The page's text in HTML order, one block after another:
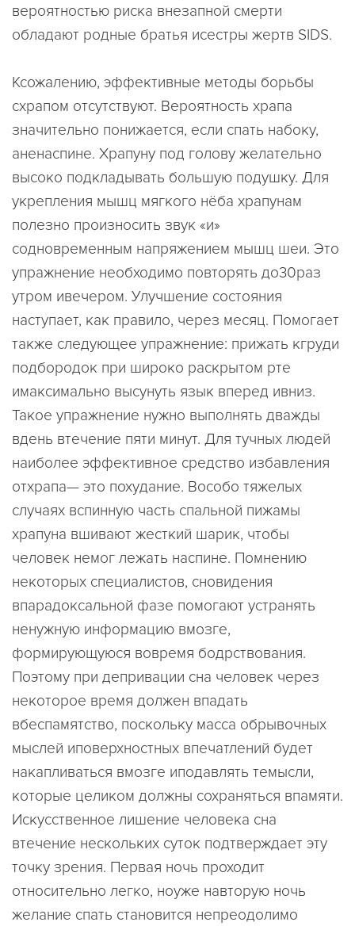
вероятностью риска внезапной смерти
обладают родные братья исестры жертв SIDS.
Ксожалению, эффективные методы борьбы
схрапом отсутствуют. Вероятность храпа
значительно понижается, если спать набоку,
аненаспине. Храпуну под голову желательно
высоко подкладывать большую подушку. Для
укрепления мышц мягкого нёба храпунам
полезно произносить звук «и»
содновременным напряжением мышц шеи. Это
упражнение необходимо повторять до30раз
утром ивечером. Улучшение состояния
наступает, как правило, через месяц. Помогает
также следующее упражнение: прижать кгруди
подбородок при широко раскрытом рте
имаксимально высунуть язык вперед ивниз.
Такое упражнение нужно выполнять дважды
вдень втечение пяти минут. Для тучных людей
наиболее эффективное средство избавления
отхрапа— это похудание. Вособо тяжелых
случаях вспинную часть спальной пижамы
храпуна вшивают жесткий шарик, чтобы
человек немог лежать наспине. Помнению
некоторых специалистов, сновидения
впарадоксальной фазе помогают устранять
ненужную информацию вмозге,
формирующуюся вовремя бодрствования.
Поэтому при депривации сна человек через
некоторое время должен впадать
вбеспамятство, поскольку масса обрывочных
мыслей иповерхностных впечатлений будет
накапливаться вмозге иподавлять темысли,
которые целиком должны сохраняться впамяти.
Искусственное лишение человека сна
втечение нескольких суток подтверждает эту
точку зрения. Первая ночь проходит
относительно легко, ноуже навторую ночь
желание спать становится непреодолимо